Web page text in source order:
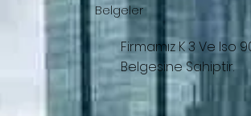
Belgeler
Firmamız K 3 Ve Iso
Belgesine Sahiptir.